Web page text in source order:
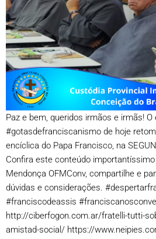
Paz e bem, queridos irmãos e irmãs! O
#gotasdefranciscanismo de hoje
encíclica do Papa Francisco, na
Confira este conteúdo
Mendonça OFMConv, compartilhe e
dúvidas e considerações.
#franciscodeassis
http://ciberfogon.com.ar/fratelli-tutti-
amistad-social/ https://